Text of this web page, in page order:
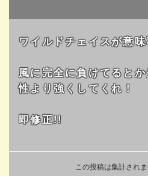
ワイルドチェイスが意味
風に完全に負けてると
性より強くしてくれ！
即修正!!
この投稿は集計され